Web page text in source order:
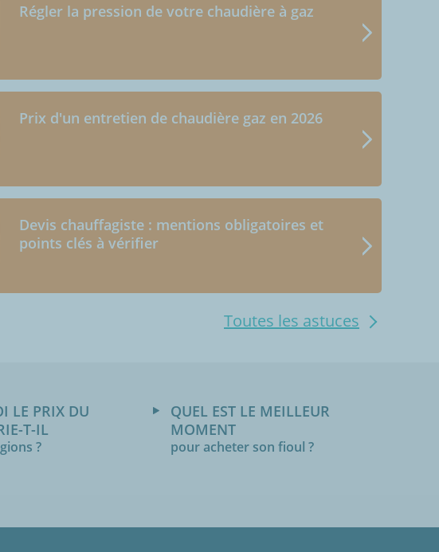
Régler la pression de votre chaudière à gaz
Prix d'un entretien de chaudière gaz en 2026
Devis chauffagiste : mentions obligatoires et
points clés à vérifier
Toutes les astuces
LE PRIX DU
T-IL
?
QUEL EST LE MEILLEUR
MOMENT
pour acheter son fioul ?